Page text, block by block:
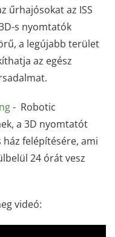
űrhajósokat az ISS
s nyomtatók
a legújabb terület
az egész
- Robotic
a 3D nyomtatót
felépítésére, ami
24 órát vesz
videó: